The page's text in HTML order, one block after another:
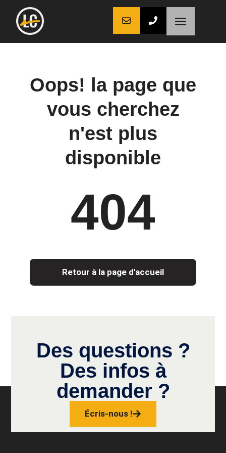
Oops! la page que
vous cherchez
n'est plus
disponible
404
Retour à la page d'accueil
Des questions ?
Des infos à
demander ?
Écris-nous !